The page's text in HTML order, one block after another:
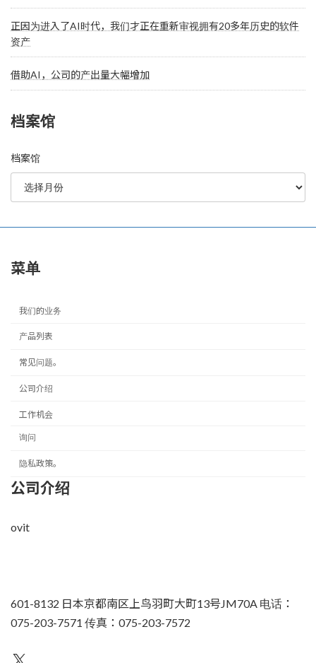
正因为进入了AI时代，我们才正在重新审视拥有20多年历史的软件
资产
借助AI，公司的产出量大幅增加
档案馆
档案馆
菜单
我们的业务
产品列表
常见问题。
公司介绍
工作机会
询问
隐私政策。
公司介绍
ovit
601-8132 日本京都南区上鸟羽町大町13号JM70A 电话：
075-203-7571 传真：075-203-7572
不为人知